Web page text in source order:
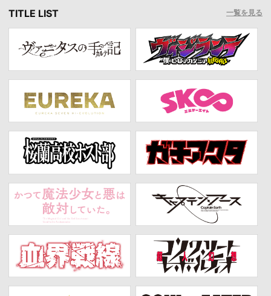
TITLE LIST 一覧を見る